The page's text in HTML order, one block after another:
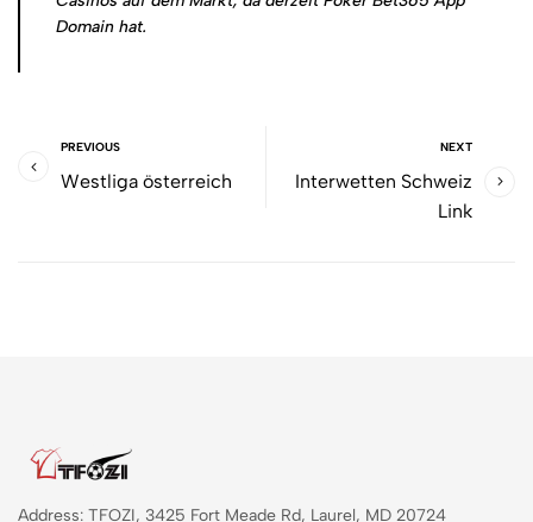
Domain hat.
PREVIOUS
Westliga österreich
NEXT
Interwetten Schweiz
Link
Address: TFOZI, 3425 Fort Meade Rd, Laurel, MD 20724